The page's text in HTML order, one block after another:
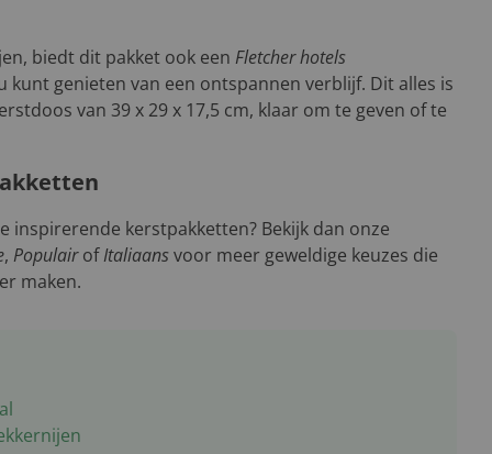
biedt dit pakket ook een Fletcher hotels
kunt genieten van een ontspannen verblijf. Dit alles is
van 39 x 29 x 17,5 cm, klaar om te geven of te
inspirerende kerstpakketten? Bekijk dan onze
, PopulairofItaliaansvoor meer geweldige keuzes die
maken.